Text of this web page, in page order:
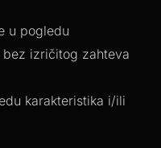
u pogledu
izričitog zahteva
karakteristika i/ili